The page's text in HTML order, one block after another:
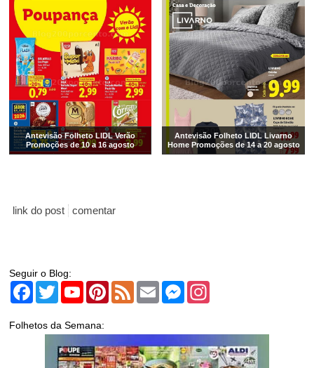
Antevisão Folheto LIDL Verão
Promoções de 10 a 16 agosto
Antevisão Folheto LIDL Livarno
Home Promoções de 14 a 20 agosto
link do post comentar
Seguir o Blog:
Facebook
TwitterYouTubePinterest
Feed Email Messenger
Folhetos da Semana: